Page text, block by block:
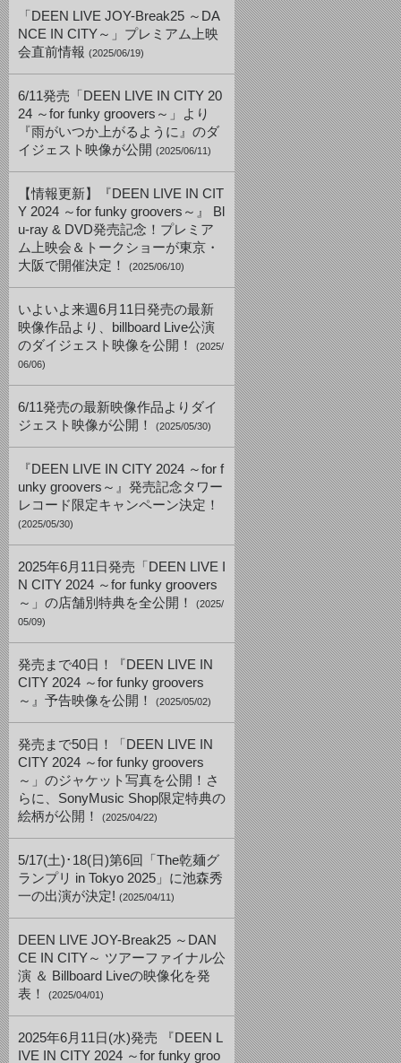
「DEEN LIVE JOY-Break25 ～DA
NCE IN CITY～」プレミアム上映
会直前情報 (2025/06/19)
6/11発売「DEEN LIVE IN CITY 20
24 ～for funky groovers～」より
『雨がいつか上がるように』のダ
イジェスト映像が公開 (2025/06/11)
【情報更新】『DEEN LIVE IN CIT
Y 2024 ～for funky groovers～』 Bl
u-ray & DVD発売記念！プレミア
ム上映会＆トークショーが東京・
大阪で開催決定！
(2025/06/10)
いよいよ来週6月11日発売の最新
映像作品より、billboard Live公演
のダイジェスト映像を公開！
(2025/
06/06)
6/11発売の最新映像作品よりダイ
ジェスト映像が公開！
(2025/05/30)
『DEEN LIVE IN CITY 2024 ～for f
unky groovers～』発売記念タワー
レコード限定キャンペーン決定！
(2025/05/30)
2025年6月11日発売「DEEN LIVE I
N CITY 2024 ～for funky groovers
～」の店舗別特典を全公開！
(2025/
05/09)
発売まで40日！『DEEN LIVE IN
CITY 2024 ～for funky groovers
～』予告映像を公開！
(2025/05/02)
発売まで50日！「DEEN LIVE IN
CITY 2024 ～for funky groovers
～」のジャケット写真を公開！さ
らに、SonyMusic Shop限定特典の
絵柄が公開！
(2025/04/22)
5/17(土)･18(日)第6回「The乾麺グ
ランプリ in Tokyo 2025」に池森秀
一の出演が決定! (2025/04/11)
DEEN LIVE JOY-Break25 ～DAN
CE IN CITY～ ツアーファイナル公
演 ＆ Billboard Liveの映像化を発
表！
(2025/04/01)
2025年6月11日(水)発売 『DEEN L
IVE IN CITY 2024 ～for funky groo